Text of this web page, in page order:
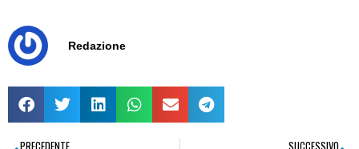
Redazione